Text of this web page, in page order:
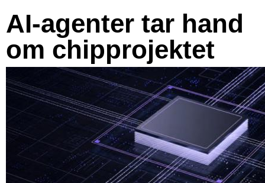
AI-agenter tar hand
om chipprojektet